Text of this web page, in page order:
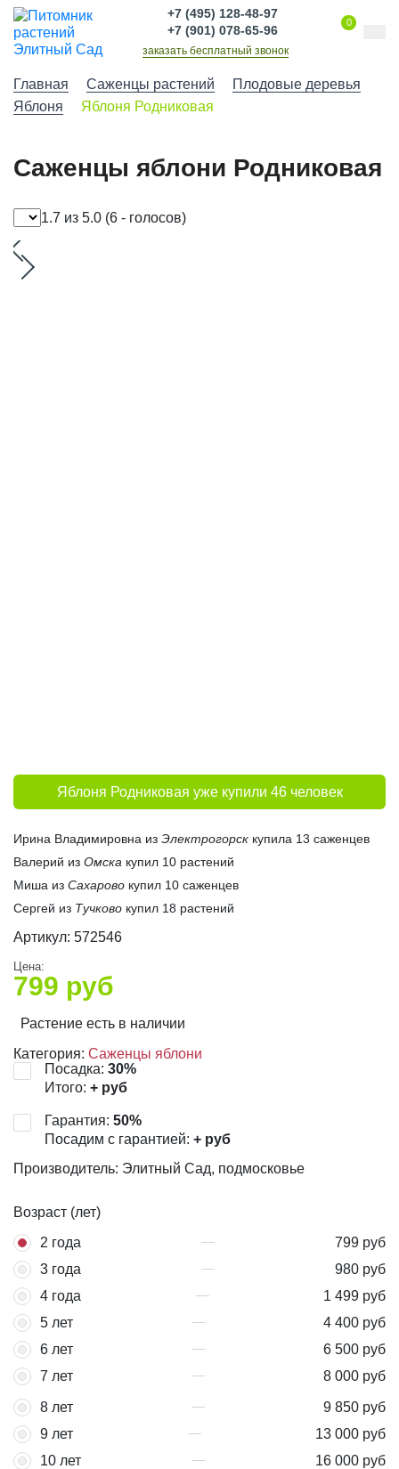
+7 (495) 128-48-97
+7 (901) 078-65-96
заказать бесплатный звонок
0
Главная Саженцы растений
Плодовые деревья
Яблоня
Яблоня Родниковая
Саженцы яблони Родниковая
1.7 из 5.0 (6 - голосов)
Яблоня Родниковая уже купили 46 человек
Ирина Владимировна из Электрогорск купила 13 саженцев
Валерий из Омска купил 10 растений
Миша из Сахарово купил 10 саженцев
Сергей из Тучково купил 18 растений
Артикул: 572546
Цена:
799 руб
Растение есть в наличии
Категория: Саженцы яблони
Посадка: 30%
Итого: + руб
Гарантия: 50%
Посадим с гарантией: + руб
Производитель: Элитный Сад, подмосковье
Возраст (лет)
2 года
799 руб
3 года
980 руб
4 года
1 499 руб
5 лет
4 400 руб
6 лет
6 500 руб
7 лет
8 000 руб
8 лет
9 850 руб
9 лет
13 000 руб
10 лет
16 000 руб